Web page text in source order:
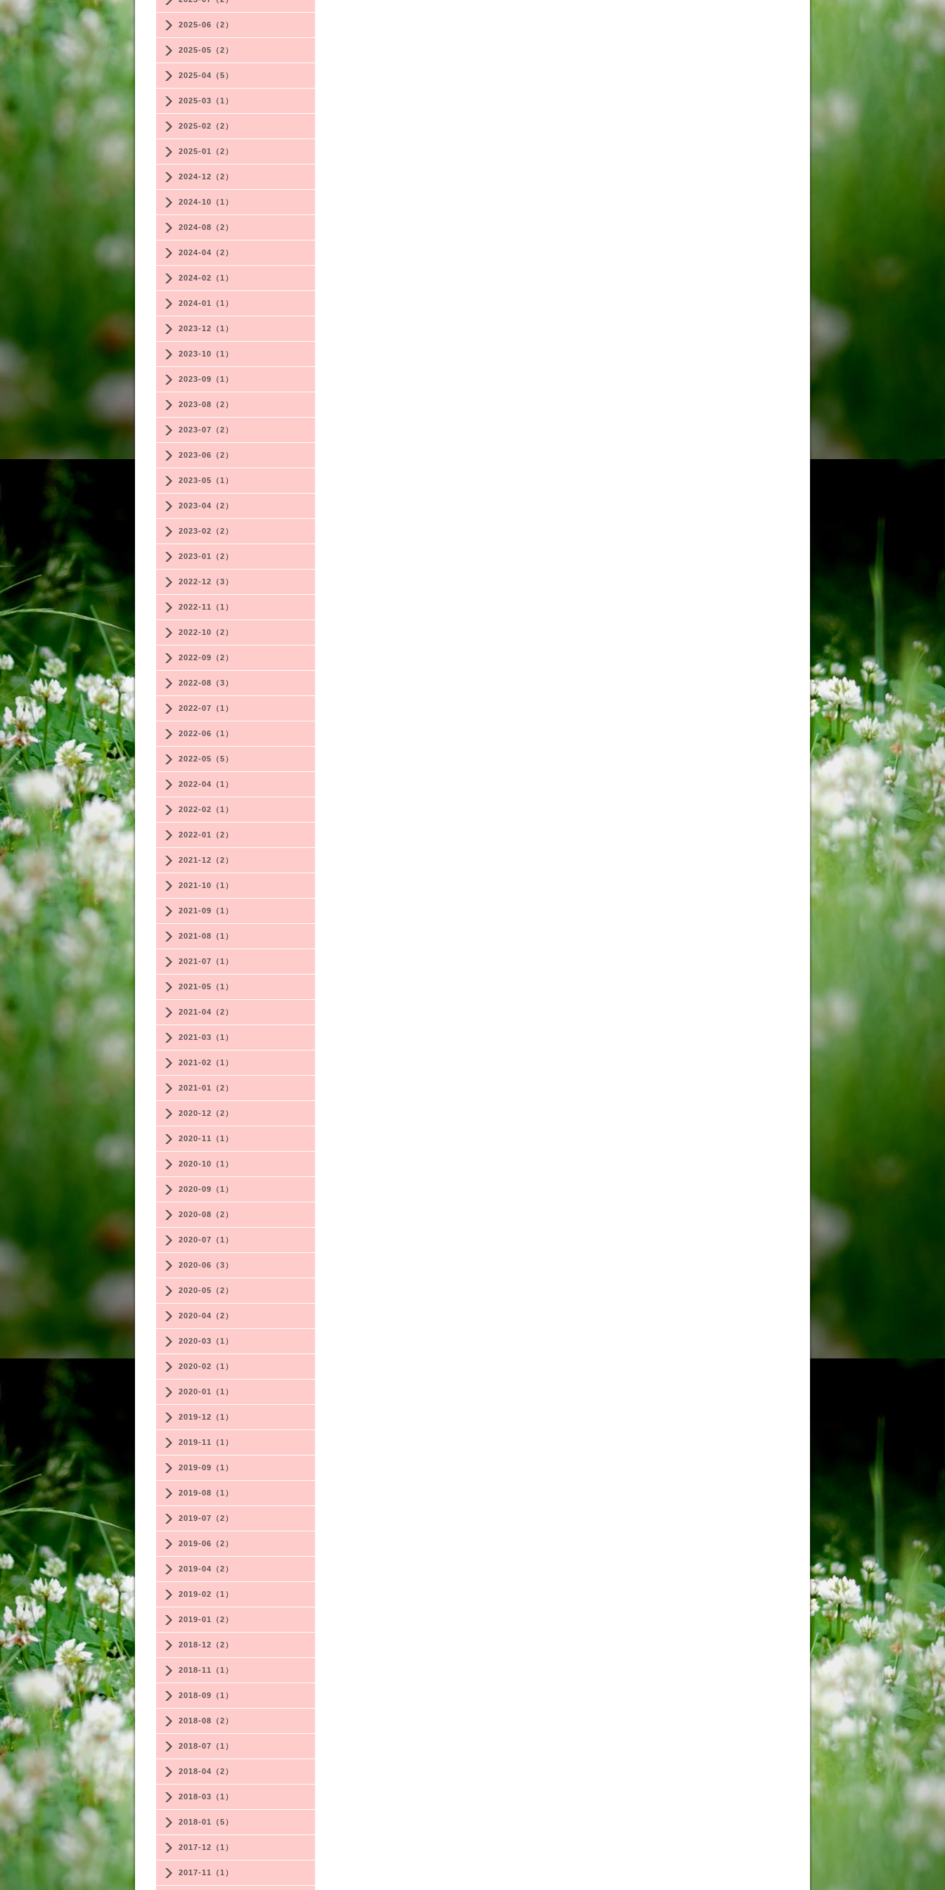
2025-06（2）
2025-05（2）
2025-04（5）
2025-03（1）
2025-02（2）
2025-01（2）
2024-12（2）
2024-10（1）
2024-08（2）
2024-04（2）
2024-02（1）
2024-01（1）
2023-12（1）
2023-10（1）
2023-09（1）
2023-08（2）
2023-07（2）
2023-06（2）
2023-05（1）
2023-04（2）
2023-02（2）
2023-01（2）
2022-12（3）
2022-11（1）
2022-10（2）
2022-09（2）
2022-08（3）
2022-07（1）
2022-06（1）
2022-05（5）
2022-04（1）
2022-02（1）
2022-01（2）
2021-12（2）
2021-10（1）
2021-09（1）
2021-08（1）
2021-07（1）
2021-05（1）
2021-04（2）
2021-03（1）
2021-02（1）
2021-01（2）
2020-12（2）
2020-11（1）
2020-10（1）
2020-09（1）
2020-08（2）
2020-07（1）
2020-06（3）
2020-05（2）
2020-04（2）
2020-03（1）
2020-02（1）
2020-01（1）
2019-12（1）
2019-11（1）
2019-09（1）
2019-08（1）
2019-07（2）
2019-06（2）
2019-04（2）
2019-02（1）
2019-01（2）
2018-12（2）
2018-11（1）
2018-09（1）
2018-08（2）
2018-07（1）
2018-04（2）
2018-03（1）
2018-01（5）
2017-12（1）
2017-11（1）